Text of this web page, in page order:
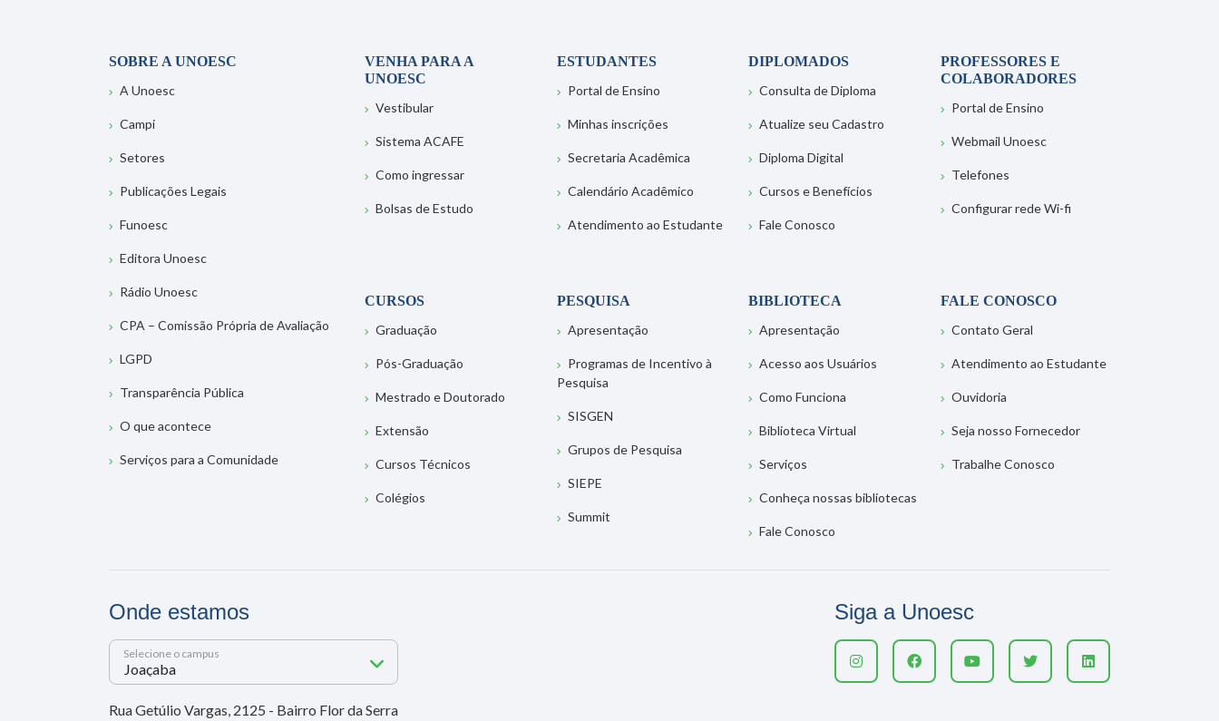
SOBRE A UNOESC
A Unoesc
Campi
Setores
Publicações Legais
Funoesc
Editora Unoesc
Rádio Unoesc
CPA – Comissão Própria de Avaliação
LGPD
Transparência Pública
O que acontece
Serviços para a Comunidade
VENHA PARA A
UNOESC
Vestibular
Sistema ACAFE
Como ingressar
Bolsas de Estudo
ESTUDANTES
Portal de Ensino
Minhas inscrições
Secretaria Acadêmica
Calendário Acadêmico
Atendimento ao Estudante
DIPLOMADOS
Consulta de Diploma
Atualize seu Cadastro
Diploma Digital
Cursos e Benefícios
Fale Conosco
PROFESSORES E
COLABORADORES
Portal de Ensino
Webmail Unoesc
Telefones
Configurar rede Wi-fi
CURSOS
Graduação
Pós-Graduação
Mestrado e Doutorado
Extensão
Cursos Técnicos
Colégios
PESQUISA
Apresentação
Programas de Incentivo à
Pesquisa
SISGEN
Grupos de Pesquisa
SIEPE
Summit
BIBLIOTECA
Apresentação
Acesso aos Usuários
Como Funciona
Biblioteca Virtual
Serviços
Conheça nossas bibliotecas
Fale Conosco
FALE CONOSCO
Contato Geral
Atendimento ao Estudante
Ouvidoria
Seja nosso Fornecedor
Trabalhe Conosco
Onde estamos
Selecione o campus
Rua Getúlio Vargas, 2125 - Bairro Flor da Serra
Siga a Unoesc